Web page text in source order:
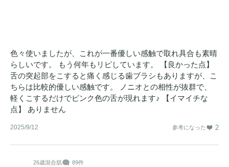
色々使いましたが、これが一番優しい感触で取れ具合も素晴
らしいです。 もう何年もリピしています。 【良かった点】
舌の突起部をこすると痛く感じる歯ブラシもありますが、こ
ちらは比較的優しい感触です。 ノニオとの相性が抜群で、
軽くこするだけでピンク色の舌が現れます♪ 【イマイチな
点】 ありません
2025/9/12 参考になった 2
26歳混合肌 89件